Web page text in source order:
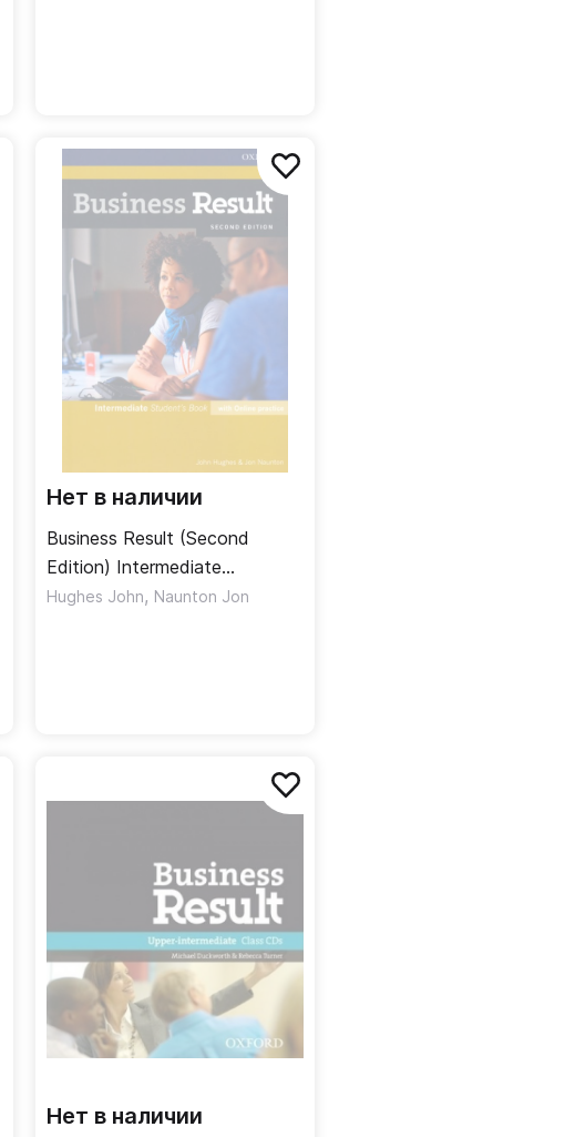
Нет в наличии
Business Result (Second
Edition) Intermediate
Student's Book + Online
Hughes John, Naunton Jon
Нет в наличии